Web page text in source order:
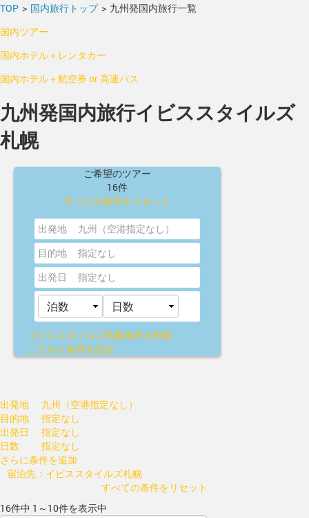
TOP > 国内旅行トップ > 九州発国内旅行一覧
国内ツアー
国内ホテル＋レンタカー
国内ホテル＋航空券 or 高速バス
九州発国内旅行イビススタイルズ
札幌
ご希望のツアー
16件
すべての条件をリセット
出発地
九州（空港指定なし）
目的地
指定なし
出発日
指定なし
イビススタイルズ札幌条件を削除
こだわり条件を設定
出発地
九州（空港指定なし）
目的地
指定なし
出発日
指定なし
日数
指定なし
さらに条件を追加
宿泊先：イビススタイルズ札幌
すべての条件をリセット
16件中 1～10件を表示中